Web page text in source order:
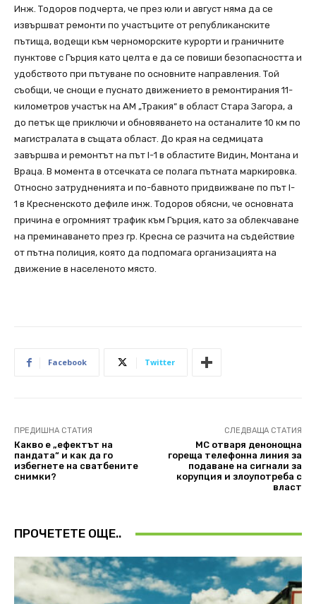
Инж. Тодоров подчерта, че през юли и август няма да се
извършват ремонти по участъците от републиканските
пътища, водещи към черноморските курорти и граничните
пунктове с Гърция като целта е да се повиши безопасността и
удобството при пътуване по основните направления. Той
съобщи, че снощи е пуснато движението в ремонтирания 11-
километров участък на АМ „Тракия“ в област Стара Загора, а
до петък ще приключи и обновяването на останалите 10 км по
магистралата в същата област. До края на седмицата
завършва и ремонтът на път I-1 в областите Видин, Монтана и
Враца. В момента в отсечката се полага пътната маркировка.
Относно затрудненията и по-бавното придвижване по път I-
1 в Кресненското дефиле инж. Тодоров обясни, че основната
причина е огромният трафик към Гърция, като за облекчаване
на преминаването през гр. Кресна се разчита на съдействие
от пътна полиция, която да подпомага организацията на
движение в населеното място.
Facebook Twitter
ПРЕДИШНА СТАТИЯ
Какво е „ефектът на
пандата“ и как да го
избегнете на сватбените
снимки?
СЛЕДВАЩА СТАТИЯ
МС отваря денонощна
гореща телефонна линия за
подаване на сигнали за
корупция и злоупотреба с
власт
ПРОЧЕТЕТЕ ОЩЕ..